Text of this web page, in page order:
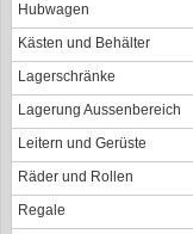
Hubwagen
Kästen und Behälter
Lagerschränke
Lagerung Aussenbereich
Leitern und Gerüste
Räder und Rollen
Regale